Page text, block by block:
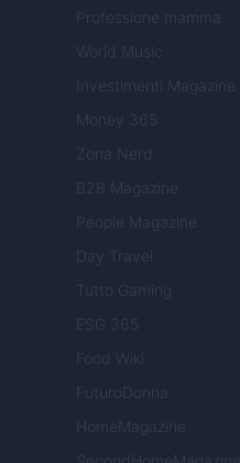
Professione mamma
World Music
Investimenti Magazine
Money 365
Zona Nerd
B2B Magazine
People Magazine
Day Travel
Tutto Gaming
ESG 365
Food Wiki
FuturoDonna
HomeMagazine